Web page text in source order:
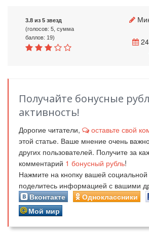
3.8 из 5 звезд
(голосов: 5, сумма
баллов: 19)
Получайте бонусные
активность!
Дорогие читатели, оставьте свой
этой статье. Ваше мнение очень
других пользователей. Получите за
комментарий 1 бонусный рубль!
Нажмите на кнопку вашей социальной
поделитесь информацией с вашими
Вконтакте
Одноклассники
Мой мир